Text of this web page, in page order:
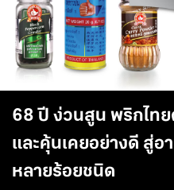
68 ปี ง่วนสูน พริกไท
และคุ้นเคยอย่างดี สู่
หลายร้อยชนิด